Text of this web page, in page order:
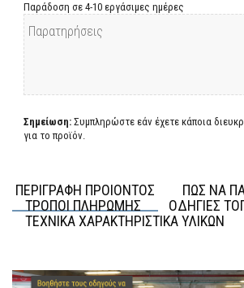
Παράδοση σε 4-10 εργάσιμες ημέρες
Σημείωση: Συμπληρώστε εάν έχετε κάποια
για το προϊόν.
ΠΕΡΙΓΡΑΦΗ ΠΡΟΙΟΝΤΟΣ
ΠΩΣ ΝΑ
ΤΡΟΠΟΙ ΠΛΗΡΩΜΗΣ
ΟΔΗΓΙΕΣ
ΤΕΧΝΙΚΑ ΧΑΡΑΚΤΗΡΙΣΤΙΚΑ ΥΛΙΚΩΝ